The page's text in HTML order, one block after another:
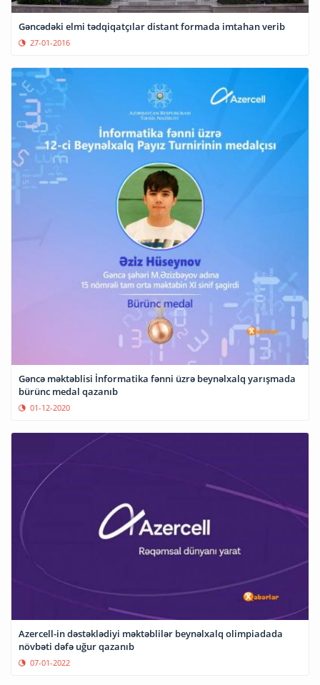
Gəncədəki elmi tədqiqatçılar distant formada imtahan verib
27-01-2016
Gəncə məktəblisi İnformatika fənni üzrə beynəlxalq yarışmada
bürünc medal qazanıb
01-12-2020
Azercell-in dəstəklədiyi məktəblilər beynəlxalq olimpiadada
növbəti dəfə uğur qazanıb
07-01-2022